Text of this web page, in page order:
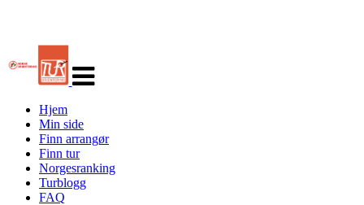
navigasjon
Hjem
Min side
Finn arrangør
Finn tur
Norgesranking
Turblogg
FAQ